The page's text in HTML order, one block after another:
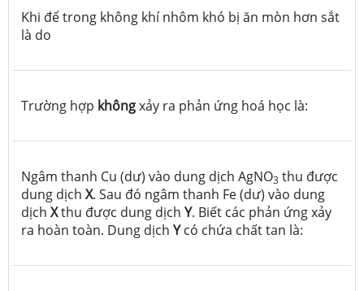
Khi để trong không khí nhôm khó bị ăn mòn hơn sắt
là do
Trường hợp khôngxảy ra phản ứng hoá học là:
Ngâm thanh Cu (dư) vào dung dịch AgNO3 thu được
dung dịch X. Sau đó ngâm thanh Fe (dư) vào dung
dịch Xthu được dung dịch Y. Biết các phản ứng xảy
ra hoàn toàn. Dung dịch Ycó chứa chất tan là: